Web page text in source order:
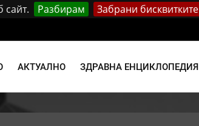
сайт. Разбирам Забрани бисквитките
АКТУАЛНО ЗДРАВНА ЕНЦИКЛОПЕДИЯ